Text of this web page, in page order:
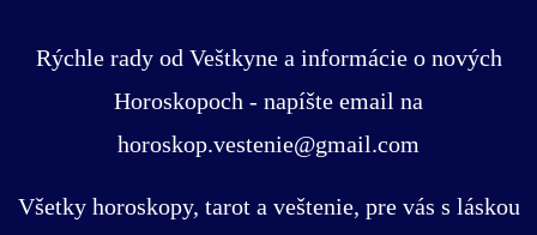
Rýchle rady od Veštkyne a informácie o nových
Horoskopoch - napíšte email na
horoskop.vestenie@gmail.com
Všetky horoskopy, tarot a veštenie, pre vás s láskou